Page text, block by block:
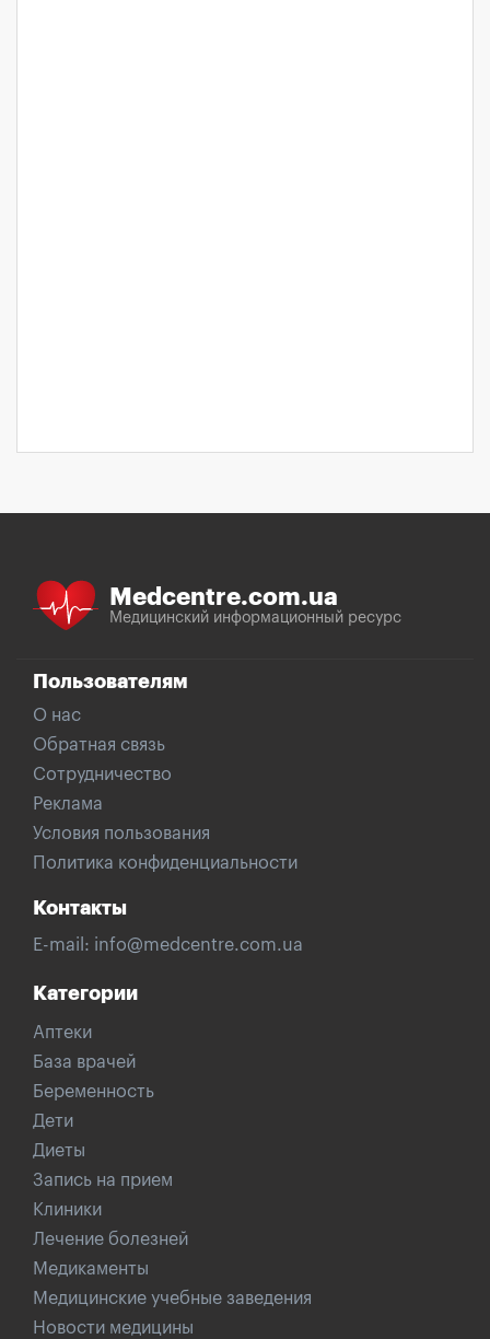
Medcentre.com.ua
Медицинский информационный ресурс
Пользователям
О нас
Обратная связь
Сотрудничество
Реклама
Условия пользования
Политика конфиденциальности
Контакты
E-mail: info@medcentre.com.ua
Категории
Аптеки
База врачей
Беременность
Дети
Диеты
Запись на прием
Клиники
Лечение болезней
Медикаменты
Медицинские учебные заведения
Новости медицины